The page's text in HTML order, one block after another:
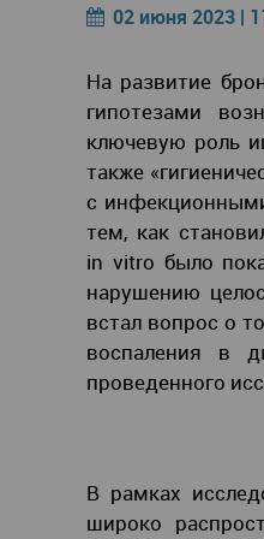
02 июня 2023 |
На развитие
гипотезами
ключевую роль
также
с
тем, как
in vitro было
нарушению
встал вопрос о
воспаления в
проведенного
В рамках
широко